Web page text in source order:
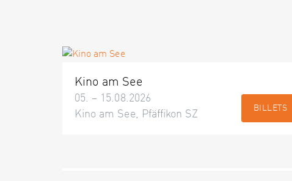
Kino am See
05. – 15.08.2026
Kino am See, Pfäffikon SZ
BILLETS